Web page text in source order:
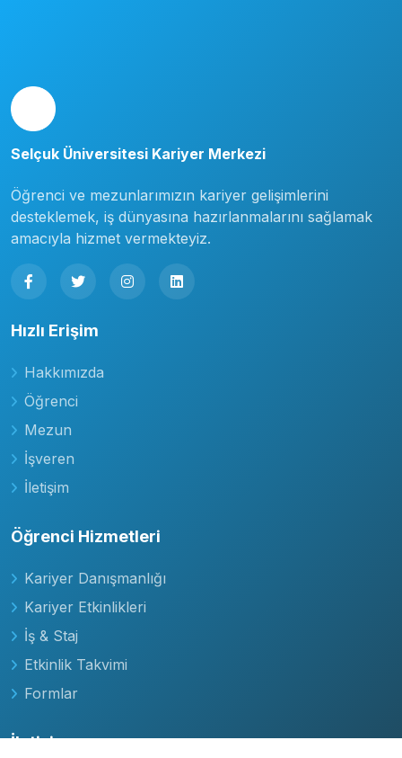
Selçuk Üniversitesi Kariyer Merkezi
Öğrenci ve mezunlarımızın kariyer gelişimlerini
desteklemek, iş dünyasına hazırlanmalarını sağlamak
amacıyla hizmet vermekteyiz.
Hızlı Erişim
Hakkımızda
Öğrenci
Mezun
İşveren
İletişim
Öğrenci Hizmetleri
Kariyer Danışmanlığı
Kariyer Etkinlikleri
İş & Staj
Etkinlik Takvimi
Formlar
İletişim